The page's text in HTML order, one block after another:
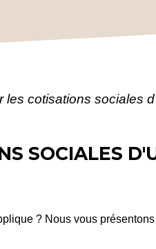
les cotisations sociales
SOCIALES
? Nous vous